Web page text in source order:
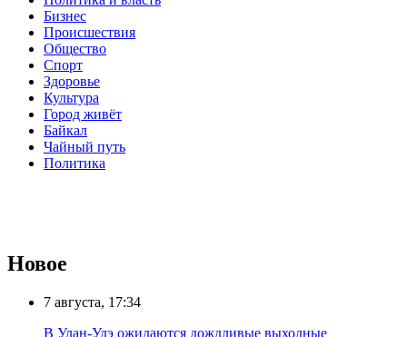
Бизнес
Происшествия
Общество
Cпорт
Здоровье
Культура
Город живёт
Байкал
Чайный путь
Политика
Новое
7 августа, 17:34
В Улан-Удэ ожидаются дождливые выходные